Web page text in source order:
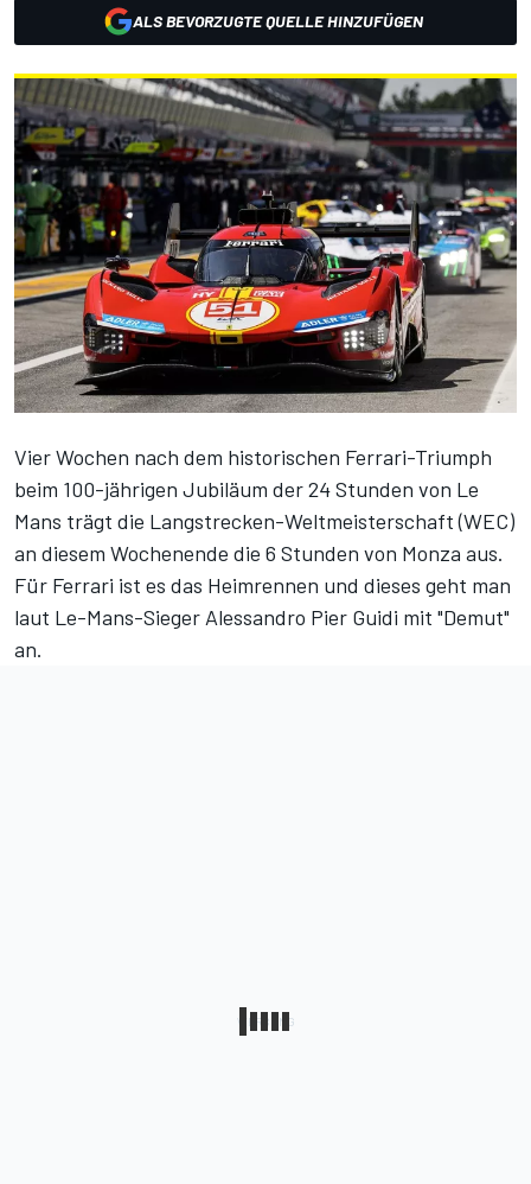
ALS BEVORZUGTE QUELLE HINZUFÜGEN
Vier Wochen nach dem historischen Ferrari-Triumph
beim 100-jährigen Jubiläum der 24 Stunden von Le
Mans trägt die Langstrecken-Weltmeisterschaft (WEC)
an diesem Wochenende die 6 Stunden von Monza aus.
Für Ferrari ist es das Heimrennen und dieses geht man
laut Le-Mans-Sieger Alessandro Pier Guidi mit "Demut"
an.